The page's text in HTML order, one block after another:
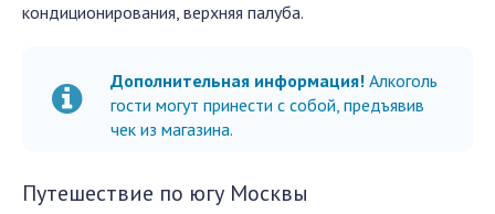
кондиционирования, верхняя палуба.
Дополнительная информация! Алкоголь
гости могут принести с собой, предъявив
чек из магазина.
Путешествие по югу Москвы